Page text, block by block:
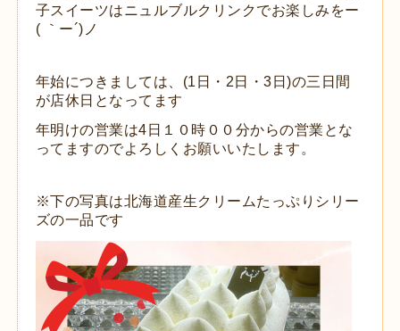
子スイーツはニュルブルクリンクでお楽しみをー
( ｀ー´)ノ
年始につきましては、(1日・2日・3日)の三日間
が店休日となってます
年明けの営業は4日１０時００分からの営業とな
ってますのでよろしくお願いいたします。
※下の写真は北海道産生クリームたっぷりシリー
ズの一品です